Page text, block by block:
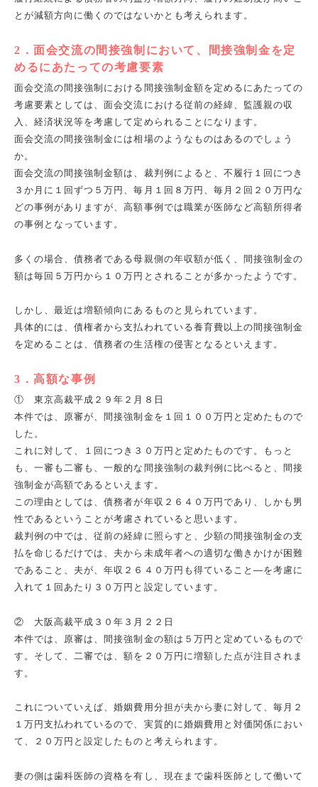
とが減額方向に働くのではないかとも考えられます。
2．面会交流の間接強制において、間接強制金を定
めるにあたっての考慮要素
面会交流の間接強制における間接強制金額を定めるにあたっての
考慮要素としては、面会交流における従前の経緯、監護親の収
入、経済状況等を考慮して定められることになります。
面会交流の間接強制金には相場のようなものはあるのでしょう
か。
面会交流の間接強制金額は、裁判例によると、不履行１回につき
３か月に１回ずつ５万円、毎月１回８万円、毎月２回２０万円な
どの事例がありますが、高額事例では職業が医師など高額所得者
の事例となっています。
多くの場合、債務者である母親側の年収額が低く、間接強制金の
額は毎回５万円から１０万円とされることが多かったようです。
しかし、最近は増額傾向にあるものと見られています。
具体的には、債権者から支払われている養育費以上の間接強制金
を定めることは、債務者の生活権の侵害となるといえます。
3．高額な事例
① 東京高裁平成２９年２月８日
本件では、原審が、間接強制金を１回１００万円と定めたもので
した。
これに対して、１回につき３０万円と定めたものです。もっと
も、一審も二審も、一般的な間接強制の裁判例に比べると、間接
強制金が高額であるといえます。
この理由としては、債務者が年収２６４０万円であり、しかも男
性であるということが考慮されていると思います。
裁判例の中では、従前の経緯に照らすと、少額の間接強制金の支
払を命じるだけでは、夫から未成年者への適切な働きかけが困難
であること、夫が、年収２６４０万円も得ていること―を考慮に
入れて１回あたり３０万円と設定しています。
② 大阪高裁平成３０年３月２２日
本件では、原審は、間接強制金の額は５万円と定めているもので
す。そして、二審では、額を２０万円に増額した点が注目されま
す。
これについていえば、婚姻費用分担が夫から妻に対して、毎月２
１万円支払われているので、実質的に婚姻費用と対価関係におい
て、２０万円と設定したものと考えられます。
妻の側は歯科医師の資格を有し、現在まで歯科医師として働いて